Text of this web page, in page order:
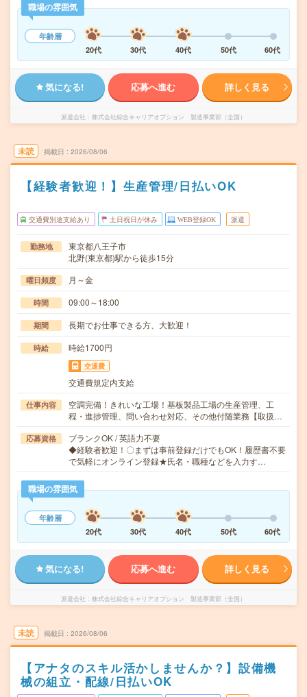
職場の雰囲気
年齢層
20代
30代 40代 50代 60代
気になる! 応募へ進む 詳しく見る
派遣会社 株式会社綜合キャリアオプション 製造事業部（全国）
未読 掲載日 2026/08/06
【経験者歓迎！】生産管理/日払いOK
交通費別途支給あり 土日祝日が休み WEB登録OK 派遣
勤務地
東京都八王子市
北野(東京都)駅から徒歩15分
曜日頻度 月～金
時間 09:00～18:00
期間 長期でお仕事できる方、大歓迎！
時給 時給1700円
交通費
交通費規定内支給
仕事内容
空調完備！きれいな工場！基板製品工場の生産管理、工
程・進捗管理、問い合わせ対応、その他付随業務【取扱…
応募資格
ブランクOK / 英語力不要
◆経験者歓迎！〇まずは事前登録だけでもOK！履歴書不要
で気軽にオンライン登録★氏名・職種などを入力す…
職場の雰囲気
年齢層
20代
30代 40代 50代 60代
気になる! 応募へ進む 詳しく見る
派遣会社 株式会社綜合キャリアオプション 製造事業部（全国）
未読 掲載日 2026/08/06
【アナタのスキル活かしませんか？】設備機
械の組立・配線/日払いOK